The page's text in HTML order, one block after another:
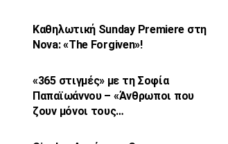
Καθηλωτική Sunday Premiere στη
Nova: «The Forgiven»!
«365 στιγμές» με τη Σοφία
Παπαϊωάννου – «Άνθρωποι που
ζουν μόνοι τους…